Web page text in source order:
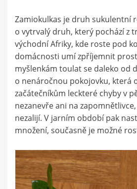
Zamiokulkas je druh sukulentní
o vytrvalý druh, který pochází z
východní Afriky, kde roste pod
domácnosti umí zpříjemnit
myšlenkám toulat se daleko od
o nenáročnou pokojovku, která
začátečníkům leckteré chyby v
nezanevře ani na
nezalijí. V jarním období pak
množení, současně je možné